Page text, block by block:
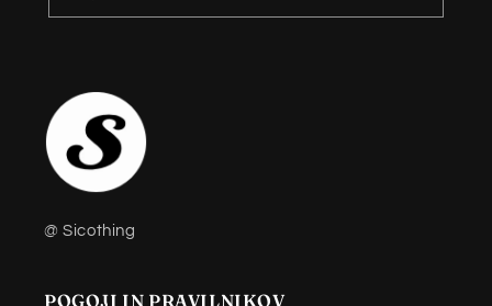
@ Sicothing
POGOJI IN PRAVILNIKOV